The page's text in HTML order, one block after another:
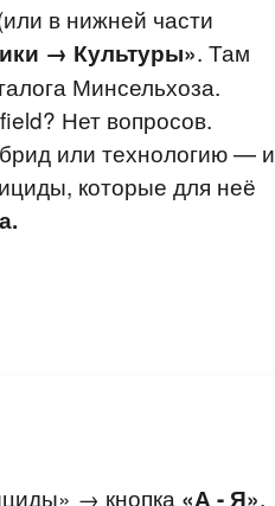
в нижней части
→ Культуры». Там
Минсельхоза.
Нет вопросов.
или технологию — и
которые для неё
→ кнопка «А - Я».